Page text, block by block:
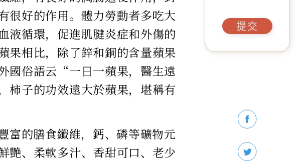
很好的作用。體力勞動者多吃大
液循環，促進肌腱炎症和外傷的
果相比，除了鋅和銅的含量蘋果
國俗語云“一日一蘋果，醫生遠
柿子的功效遠大於蘋果，堪稱有
富的膳食纖維，鈣、磷等礦物元
艷、柔軟多汁、香甜可口、老少
提交